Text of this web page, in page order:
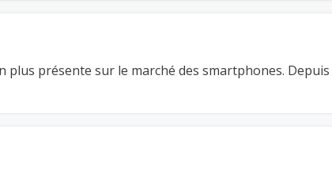
plus présente sur le marché des smartphones. Depuis